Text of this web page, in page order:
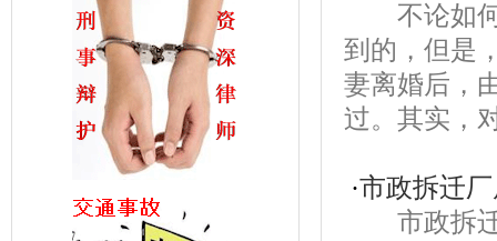
不论如何
到的，但是
妻离婚后，
过。其实，
·市政拆迁
市政拆迁